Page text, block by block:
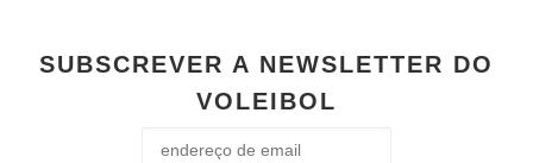
SUBSCREVER A NEWSLETTER DO
VOLEIBOL